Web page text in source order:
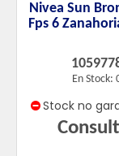
Nivea Sun
Fps 6
En Stock:
Stock no